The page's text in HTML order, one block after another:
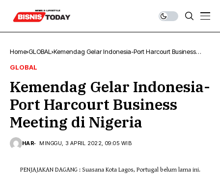
Home GLOBAL Kemendag Gelar Indonesia-Port Harcourt Business
GLOBAL
Kemendag Gelar Indonesia-
Port Harcourt Business
Meeting di Nigeria
HAR MINGGU, 3 APRIL 2022, 09:05 WIB
PENJAJAKAN DAGANG : Suasana Kota Lagos, Portugal belum lama ini.